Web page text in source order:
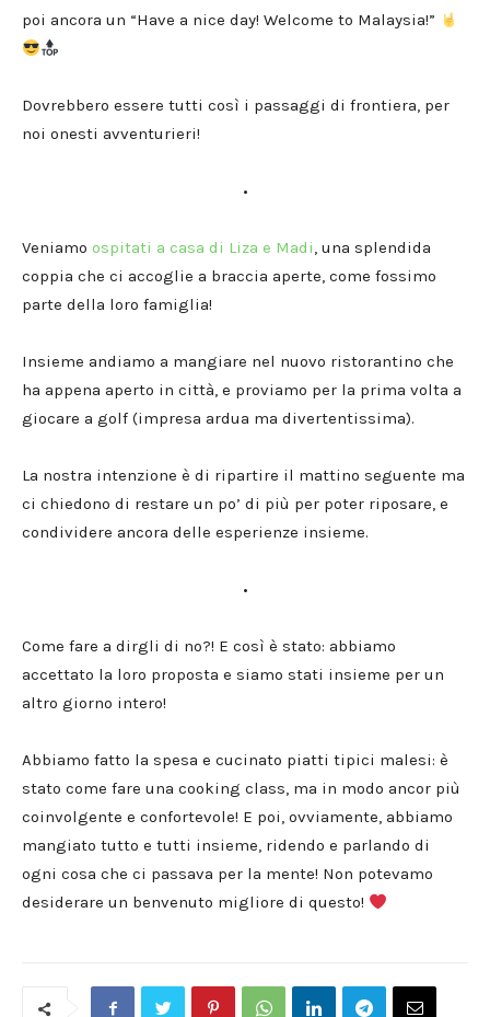
poi ancora un “Have a nice day! Welcome to Malaysia!”
Dovrebbero essere tutti così i passaggi di frontiera, per
noi onesti avventurieri!
•
Veniamo ospitati a casa di Liza e Madi, una splendida
coppia che ci accoglie a braccia aperte, come fossimo
parte della loro famiglia!
Insieme andiamo a mangiare nel nuovo ristorantino che
ha appena aperto in città, e proviamo per la prima volta a
giocare a golf (impresa ardua ma divertentissima).
La nostra intenzione è di ripartire il mattino seguente ma
ci chiedono di restare un po’ di più per poter riposare, e
condividere ancora delle esperienze insieme.
•
Come fare a dirgli di no?! E così è stato: abbiamo
accettato la loro proposta e siamo stati insieme per un
altro giorno intero!
Abbiamo fatto la spesa e cucinato piatti tipici malesi: è
stato come fare una cooking class, ma in modo ancor più
coinvolgente e confortevole! E poi, ovviamente, abbiamo
mangiato tutto e tutti insieme, ridendo e parlando di
ogni cosa che ci passava per la mente! Non potevamo
desiderare un benvenuto migliore di questo!